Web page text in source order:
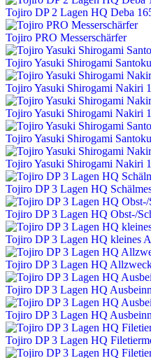
Tojiro DP 2 Lagen HQ Deba
Tojiro PRO Messerschärfer
Tojiro Yasuki Shirogami
Tojiro Yasuki Shirogami Nakiri
Tojiro Yasuki Shirogami Nakiri
Tojiro Yasuki Shirogami
Tojiro Yasuki Shirogami Nakiri
Tojiro DP 3 Lagen HQ
Tojiro DP 3 Lagen HQ Obst-/
Tojiro DP 3 Lagen HQ kleines
Tojiro DP 3 Lagen HQ
Tojiro DP 3 Lagen HQ
Tojiro DP 3 Lagen HQ
Tojiro DP 3 Lagen HQ